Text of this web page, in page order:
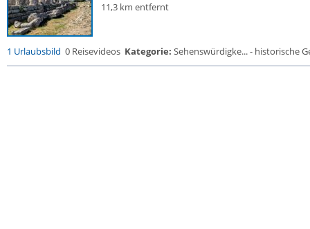
11,3 km entfernt
1 Urlaubsbild 0 Reisevideos Kategorie: Sehenswürdigke... - historische